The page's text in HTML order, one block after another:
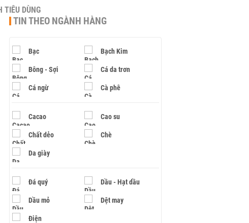
TIÊU DÙNG
TIN THEO NGÀNH HÀNG
Bạc Bạch Kim
Bông - Sợi Cá da trơn
Cá ngừ Cà phê
Cacao Cao su
Chất dẻo Chè
Da giày
Đá quý Dầu - Hạt dầu
Dầu mỏ Dệt may
Điện